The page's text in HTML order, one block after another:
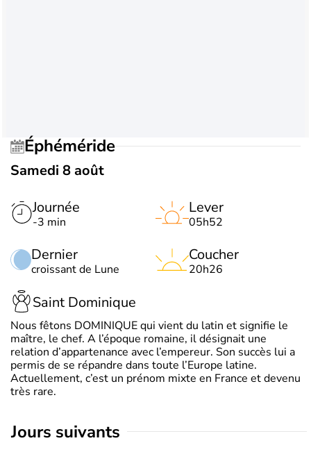
Éphéméride
Samedi 8 août
Journée
-3 min
Dernier
croissant de Lune
Lever
05h52
Coucher
20h26
Saint Dominique
Nous fêtons DOMINIQUE qui vient du latin et signifie le
maître, le chef. A l’époque romaine, il désignait une
relation d’appartenance avec l’empereur. Son succès lui a
permis de se répandre dans toute l’Europe latine.
Actuellement, c’est un prénom mixte en France et devenu
très rare.
jours suivants